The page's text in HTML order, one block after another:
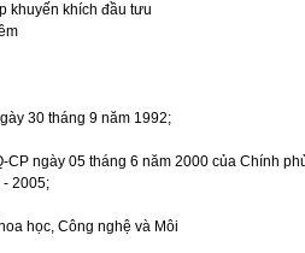
khuyến khích đầu tưu
30 tháng 9 năm 1992;
CP ngày 05 tháng 6 năm 2000 của Chính
2005;
học, Công nghệ và Môi